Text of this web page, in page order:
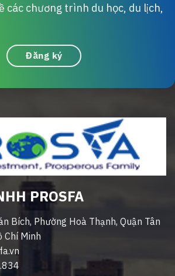
các chương trình du học, du lịch,
Đăng ký
PROSFA
Bích, Phường Hoà Thạnh, Quận Tân
Chí Minh